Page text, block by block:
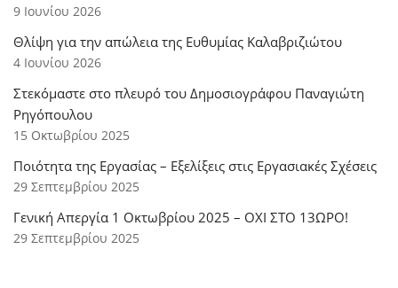
9 Ιουνίου 2026
Θλίψη για την απώλεια της Ευθυμίας Καλαβριζιώτου
4 Ιουνίου 2026
Στεκόμαστε στο πλευρό του Δημοσιογράφου Παναγιώτη
Ρηγόπουλου
15 Οκτωβρίου 2025
Ποιότητα της Εργασίας – Εξελίξεις στις Εργασιακές Σχέσεις
29 Σεπτεμβρίου 2025
Γενική Απεργία 1 Οκτωβρίου 2025 – ΟΧΙ ΣΤΟ 13ΩΡΟ!
29 Σεπτεμβρίου 2025